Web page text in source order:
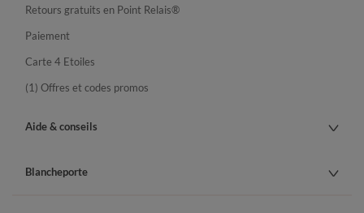
Retours gratuits en Point Relais®
Paiement
Carte 4 Etoiles
(1) Offres et codes promos
Aide & conseils
Blancheporte